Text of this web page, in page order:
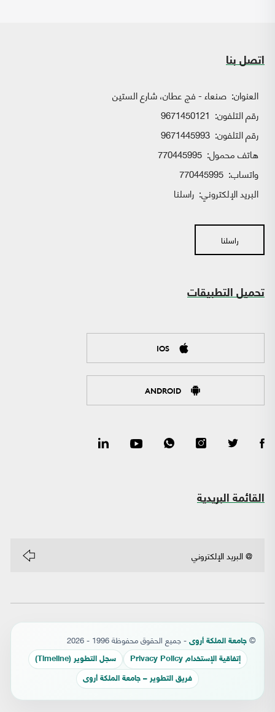
اتصل بنا
العنوان: صنعاء - فج عطان، شارع الستين
رقم التلفون: 9671450121
رقم التلفون: 9671445993
هاتف محمول: 770445995
واتساب:
البريد الإلكتروني: راسلنا
راسلنا
تحميل التطبيقات
IOS
ANDROID
القائمة البريدية
© جامعة الملكة أروى - جميع الحقوق محفوظة 1996 - 2026
إتفاقية الإستخدام Privacy Policy سجل التطوير (Timeline)
فريق التطوير – جامعة الملكة أروى